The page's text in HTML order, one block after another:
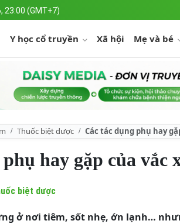
23:00 (GMT+7)
Y học cổ truyền Xã hội Mẹ và bé
Thuốc biệt dược Các tác dụng phụ hay
hay gặp của vắc
biệt dược
ở nơi tiêm, sốt nhẹ, ớn lạnh…